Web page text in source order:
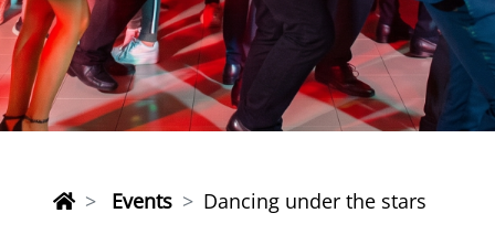
Events Dancing under the stars